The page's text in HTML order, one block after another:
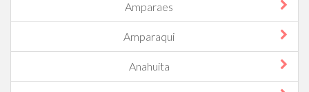
Amparaes
Amparaqui
Anahuita